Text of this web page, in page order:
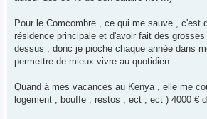
Pour le Comcombre , ce qui me sauve , c'est
résidence principale et d'avoir fait des
dessus , donc je pioche chaque année dans
permettre de mieux vivre au quotidien .
Quand à mes vacances au Kenya , elle me
logement , bouffe , restos , ect , ect ) 4000 €
.